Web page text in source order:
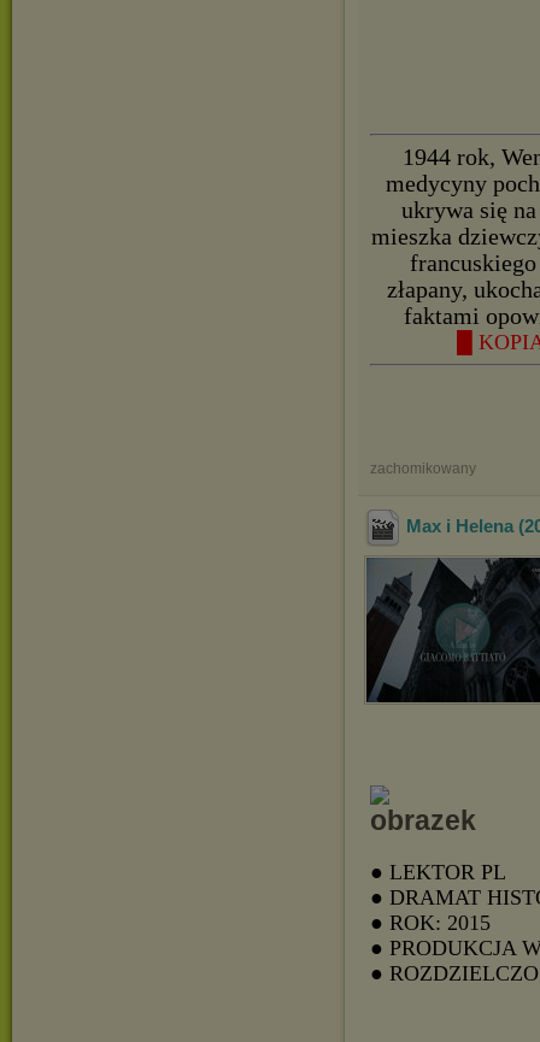
1944 rok,
medycyny
ukrywa się
mieszka
złapany,
faktami
█
zachomikowany
Max i Helena
● LEKTOR PL
● DRAMAT
● ROK: 2015
● PRODUKCJA
●